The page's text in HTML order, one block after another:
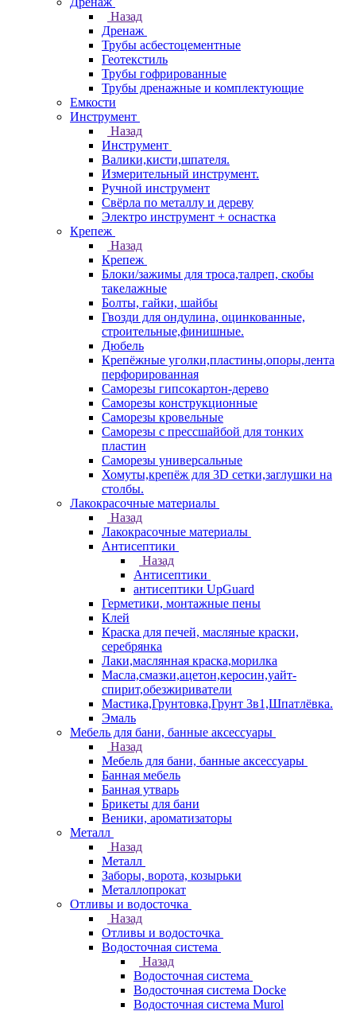
Назад
Дренаж
Трубы асбестоцементные
Геотекстиль
Трубы гофрированные
Трубы дренажные и комплектующие
Емкости
Инструмент
Назад
Инструмент
Валики,кисти,шпателя.
Измерительный инструмент.
Ручной инструмент
Свёрла по металлу и дереву
Электро инструмент + оснастка
Крепеж
Назад
Крепеж
Блоки/зажимы для троса,талреп, скобы
такелажные
Болты, гайки, шайбы
Гвозди для ондулина, оцинкованные,
строительные,финишные.
Дюбель
Крепёжные уголки,пластины,опоры,лента
перфорированная
Саморезы гипсокартон-дерево
Саморезы конструкционные
Саморезы кровельные
Саморезы с прессшайбой для тонких
пластин
Саморезы универсальные
Хомуты,крепёж для 3D сетки,заглушки на
столбы.
Лакокрасочные материалы
Назад
Лакокрасочные материалы
Антисептики
Назад
Антисептики
антисептики UpGuard
Герметики, монтажные пены
Клей
Краска для печей, масляные краски,
серебрянка
Лаки,маслянная краска,морилка
Масла,смазки,ацетон,керосин,уайт-
спирит,обезжириватели
Мастика,Грунтовка,Грунт 3в1,Шпатлёвка.
Эмаль
Мебель для бани, банные аксессуары
Назад
Мебель для бани, банные аксессуары
Банная мебель
Банная утварь
Брикеты для бани
Веники, ароматизаторы
Металл
Назад
Металл
Заборы, ворота, козырьки
Металлопрокат
Отливы и водосточка
Назад
Отливы и водосточка
Водосточная система
Назад
Водосточная система
Водосточная система Docke
Водосточная система Murol